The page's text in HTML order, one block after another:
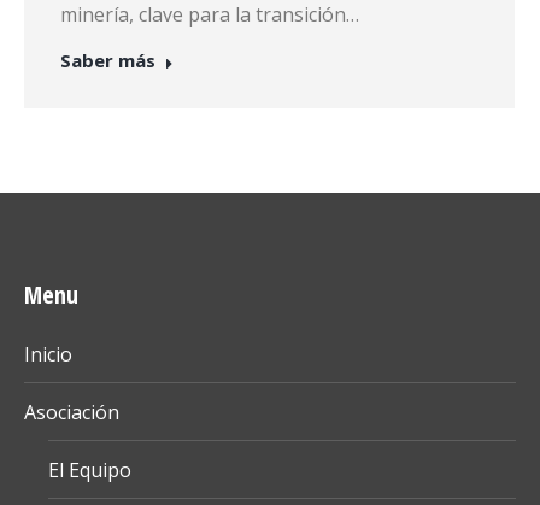
minería, clave para la transición…
Saber más
Menu
Inicio
Asociación
El Equipo